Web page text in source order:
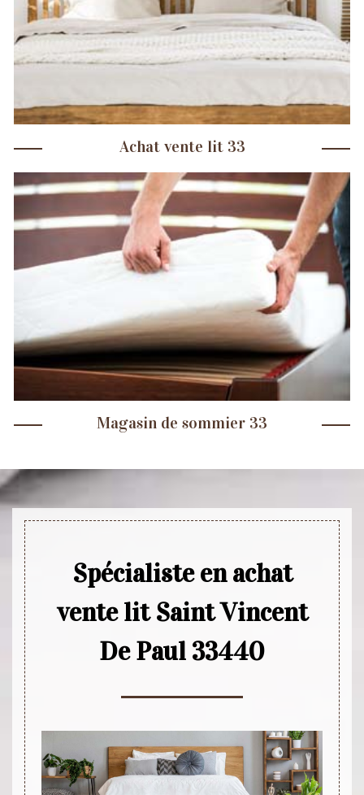
Achat vente lit 33
Magasin de sommier 33
Spécialiste en achat
vente lit Saint Vincent
De Paul 33440